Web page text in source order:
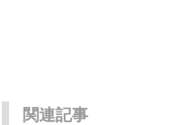
関連記事